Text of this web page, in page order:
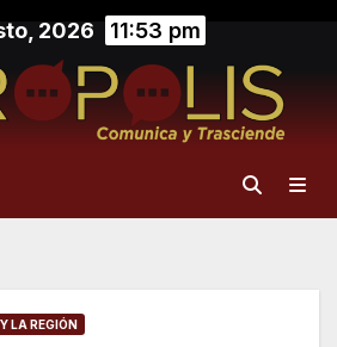
2026 11:53 pm
LA REGIÓN